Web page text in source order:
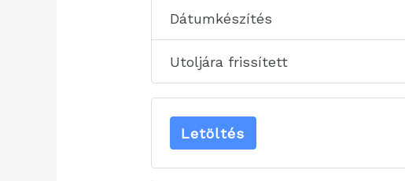
Dátumkészítés
Utoljára frissített
Letöltés